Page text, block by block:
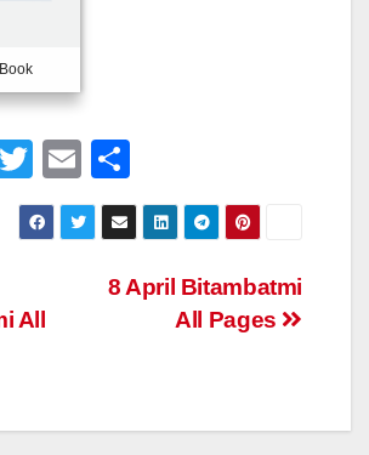
F
T
wi
tt
E
m
ail
h
ar
e
8 April Bitambatmi
All Pages
All